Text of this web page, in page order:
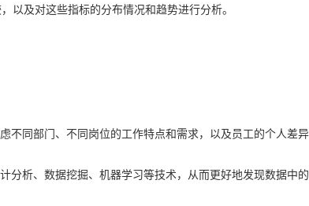
以及对这些指标的分布情况和趋势进行分析。
不同部门、不同岗位的工作特点和需求，以及员工的个人差异
分析、数据挖掘、机器学习等技术，从而更好地发现数据中